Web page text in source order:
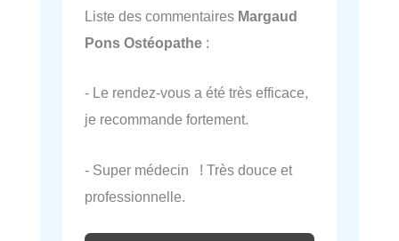
Liste des commentaires Margaud
Pons Ostéopathe :
- Le rendez-vous a été très efficace,
je recommande fortement.
- Super médecin ! Très douce et
professionnelle.